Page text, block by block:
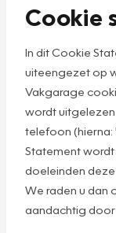
Cookie
In dit Cookie
uiteengezet op
Vakgarage
wordt
telefoon (hierna:
Statement
doeleinden
We raden u dan
aandachtig door